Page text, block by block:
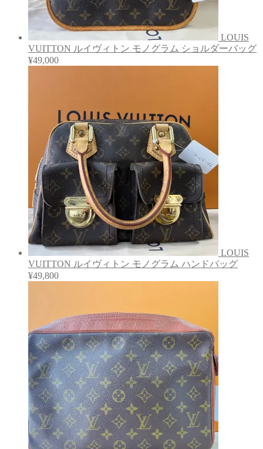
LOUIS
VUITTON ルイヴィトン モノグラム ショルダーバッグ
¥49,000
LOUIS
VUITTON ルイヴィトン モノグラム ハンドバッグ
¥49,800